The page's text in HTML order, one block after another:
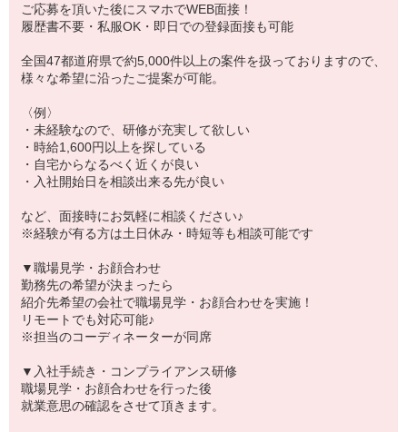
ご応募を頂いた後にスマホでWEB面接！
履歴書不要・私服OK・即日での登録面接も可能
全国47都道府県で約5,000件以上の案件を扱っておりますので、
様々な希望に沿ったご提案が可能。
〈例〉
・未経験なので、研修が充実して欲しい
・時給1,600円以上を探している
・自宅からなるべく近くが良い
・入社開始日を相談出来る先が良い
など、面接時にお気軽に相談ください♪
※経験が有る方は土日休み・時短等も相談可能です
▼職場見学・お顔合わせ
勤務先の希望が決まったら
紹介先希望の会社で職場見学・お顔合わせを実施！
リモートでも対応可能♪
※担当のコーディネーターが同席
▼入社手続き・コンプライアンス研修
職場見学・お顔合わせを行った後
就業意思の確認をさせて頂きます。